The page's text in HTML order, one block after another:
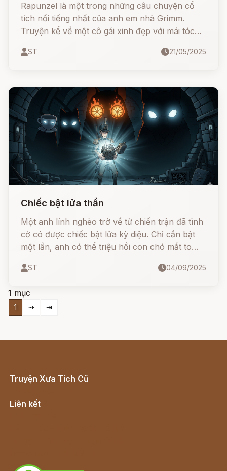
Rapunzel là một trong những câu chuyện cổ
tích nổi tiếng nhất của anh em nhà Grimm.
Truyện kể về một cô gái xinh đẹp với mái tóc
cao. Nhưng tình yêu và lòng dũng cảm đã giúp
ST 21/05/2025
Chiếc bật lửa thần
Một anh lính nghèo trở về từ chiến trận đã tình
cờ có được chiếc bật lửa kỳ diệu. Chỉ cần bật
một lần, anh có thể triệu hồi con chó mắt to
cái cối xay. Và bật ba lần, là con chó mắt to
anh mong muốn.
ST 04/09/2025
1 mục
1 ⇢ ⇥
Truyện Xưa Tích Cũ
Liên kết